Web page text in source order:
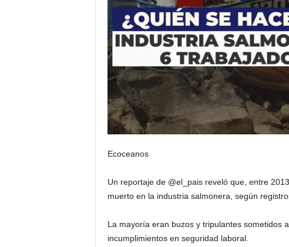
Ecoceanos
Un reportaje de @el_pais reveló que, entre
muerto en la industria salmonera, según
La mayoría eran buzos y tripulantes sometidos
incumplimientos en seguridad laboral.